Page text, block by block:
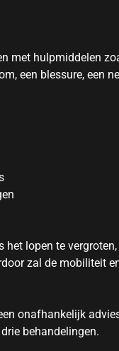
hulpmiddelen
een blessure, een
lopen te
zal de mobiliteit
onafhankelijk
behandelingen.